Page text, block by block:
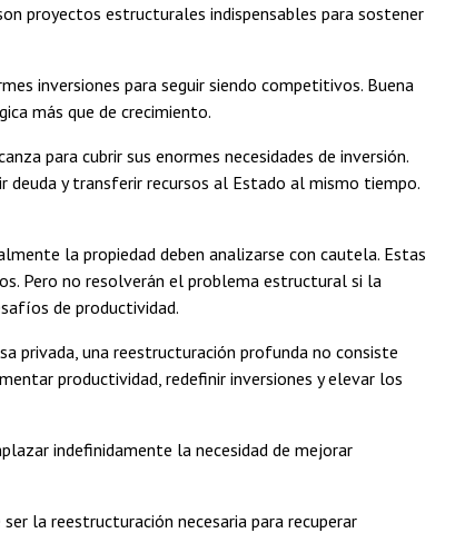
proyectos estructurales indispensables para sostener
inversiones para seguir siendo competitivos. Buena
más que de crecimiento.
para cubrir sus enormes necesidades de inversión.
y transferir recursos al Estado al mismo tiempo.
la propiedad deben analizarse con cautela. Estas
Pero no resolverán el problema estructural si la
de productividad.
privada, una reestructuración profunda no consiste
productividad, redefinir inversiones y elevar los
indefinidamente la necesidad de mejorar
la reestructuración necesaria para recuperar